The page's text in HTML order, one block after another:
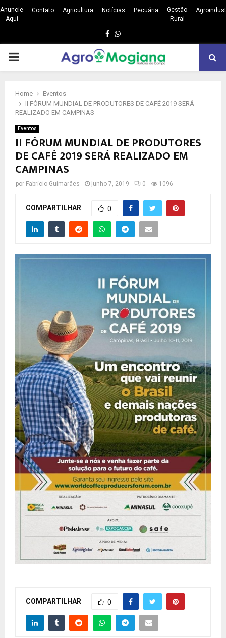
Anuncie
Aqui
Contato Agricultura Notícias Pecuária
Gestão
Rural
Facebook
Whatsapp
PRIMARY
Home
Eventos
II FÓRUM MUNDIAL DE PRODUTORES DE CAFÉ 2019 SERÁ
REALIZADO EM CAMPINAS
Eventos
II FÓRUM MUNDIAL DE PRODUTORES
DE CAFÉ 2019 SERÁ REALIZADO EM
CAMPINAS
por Fabrício Guimarães junho 7, 2019 0 1096
COMPARTILHAR 0
COMPARTILHAR 0